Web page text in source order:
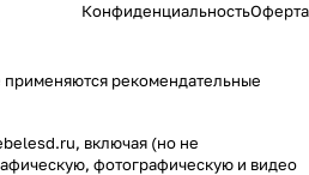
КонфиденциальностьОферта
рекомендательные
включая (но не
фотографическую и видео